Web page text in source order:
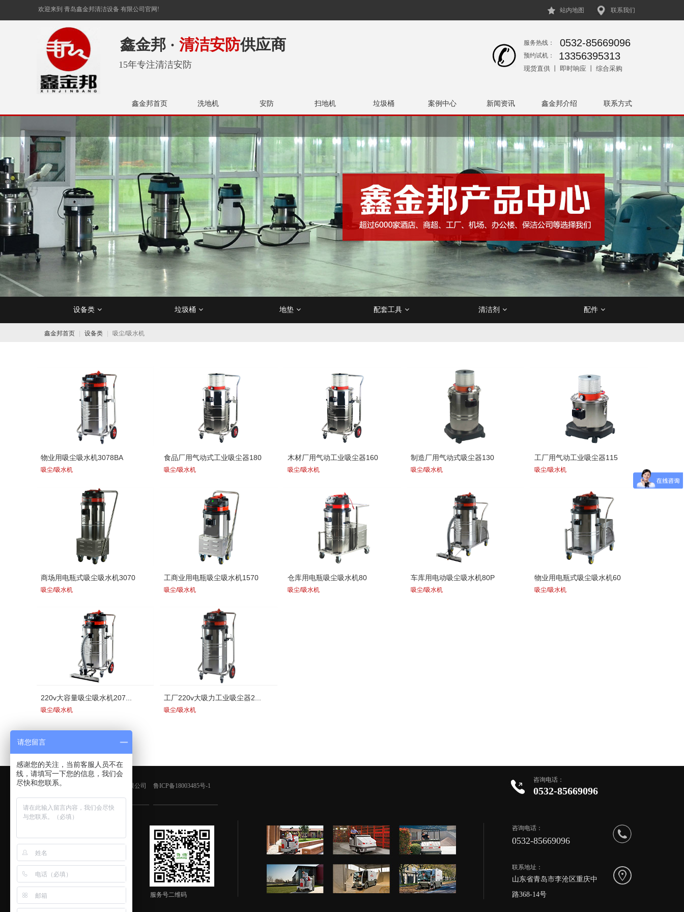
欢迎来到 青岛鑫金邦清洁设备 有限公司官网! 站内地图 联系我们
鑫金邦首页 洗地机 安防 扫地机 垃圾桶 案例中心 新闻资讯 鑫金邦介绍 联系方式
15年专注清洁安防
服务热线： 0532-85669096
预约试机： 13356395313
现货直供 丨 即时响应 丨 综合采购
鑫金邦 · 清洁安防供应商
设备类
洗地机 扫地机
垃圾桶
不锈钢垃圾桶
地垫
防尘/防沙垫
配套工具
地面清洁工具
清洁剂
洗地机用清洁剂 地面清洁剂
配件
吸水胶条
鑫金邦首页 设备类 吸尘/吸水机
物业用吸尘吸水机3078BA
吸尘/吸水机
食品厂用气动式工业吸尘器180
吸尘/吸水机
木材厂用气动工业吸尘器160
吸尘/吸水机
制造厂用气动式吸尘器130
吸尘/吸水机
工厂用气动工业吸尘器115
吸尘/吸水机
商场用电瓶式吸尘吸水机3070
吸尘/吸水机
工商业用电瓶吸尘吸水机1570
吸尘/吸水机
仓库用电瓶吸尘吸水机80
吸尘/吸水机
车库用电动吸尘吸水机80P
吸尘/吸水机
物业用电瓶式吸尘吸水机60
吸尘/吸水机
220v大容量吸尘吸水机207...
吸尘/吸水机
工厂220v大吸力工业吸尘器2...
吸尘/吸水机
咨询电话：
版权所有：青岛鑫金邦清洁设备有限公司
0532-85669096
联系地址：
山东省青岛市李沧区重庆中
路368-14号
客服微信 服务号二维码
咨询电话：
0532-85669096
鲁ICP备18003485号-1
请您留言
感谢您的关注，当前客服人员不在
线，请填写一下您的信息，我们会
尽快和您联系。